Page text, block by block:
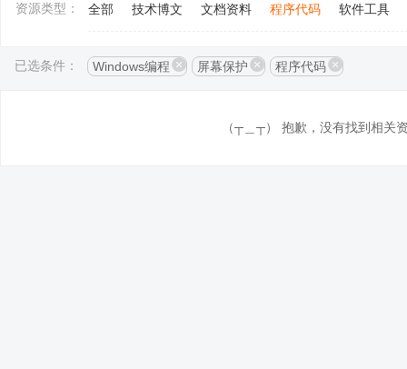
资源类型： 全部 技术博文 文档资料 程序代码 软件工具
已选条件： Windows编程 屏幕保护 程序代码
（┬＿┬） 抱歉，没有找到相关